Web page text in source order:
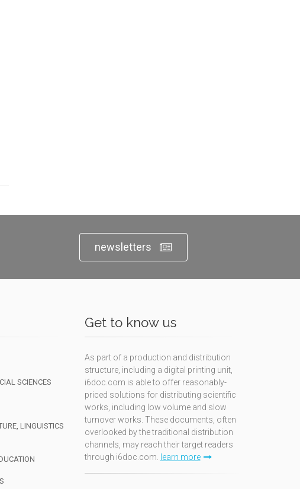
newsletters
SCIENCES
LINGUISTICS
Get to know us
As part of a production and distribution
structure, including a digital printing unit,
i6doc.com is able to offer reasonably-
priced solutions for distributing scientific
works, including low volume and slow
turnover works. These documents, often
overlooked by the traditional distribution
channels, may reach their target readers
through i6doc.com.
learn more